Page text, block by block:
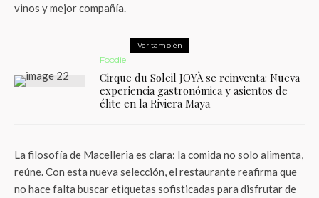
vinos y mejor compañía.
Ver también
Foodie
Cirque du Soleil JOYÀ se reinventa: Nueva
experiencia gastronómica y asientos de
élite en la Riviera Maya
La filosofía de Macelleria es clara: la comida no solo alimenta,
reúne. Con esta nueva selección, el restaurante reafirma que
no hace falta buscar etiquetas sofisticadas para disfrutar de